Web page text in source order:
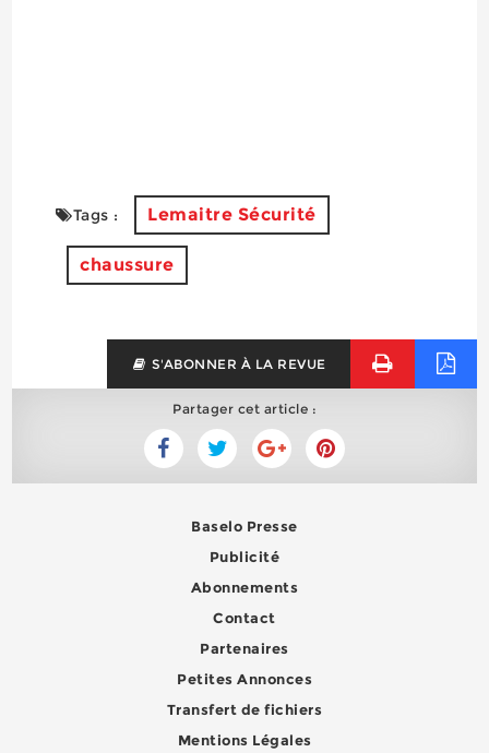
Tags : Lemaitre Sécurité
chaussure
S'ABONNER À LA REVUE
Partager cet article :
Baselo Presse
Publicité
Abonnements
Contact
Partenaires
Petites Annonces
Transfert de fichiers
Mentions Légales